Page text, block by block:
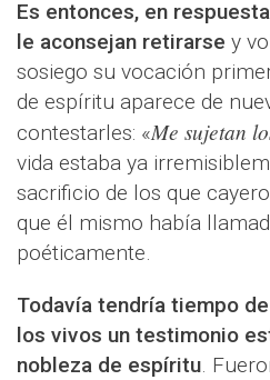
Es entonces, en
le aconsejan retirarse y
sosiego su vocación
de espíritu aparece de
contestarles: «Me sujetan
vida estaba ya
sacrificio de los que
que él mismo había
poéticamente.
Todavía tendría tiempo
los vivos un testimonio
nobleza de espíritu.